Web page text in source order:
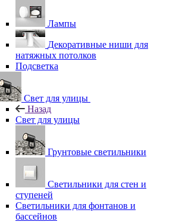
Лампы
Декоративные ниши для
натяжных потолков
Подсветка
Свет для улицы
Назад
Свет для улицы
Грунтовые светильники
Светильники для стен и
ступеней
Светильники для фонтанов и
бассейнов